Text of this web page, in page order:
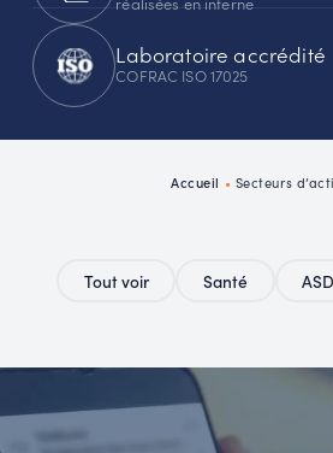
Laboratoire accrédité
COFRAC ISO 17025
Accueil • Secteurs
Tout voir Santé ASD